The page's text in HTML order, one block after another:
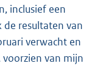
inclusief een
de resultaten van
verwacht en
van mijn